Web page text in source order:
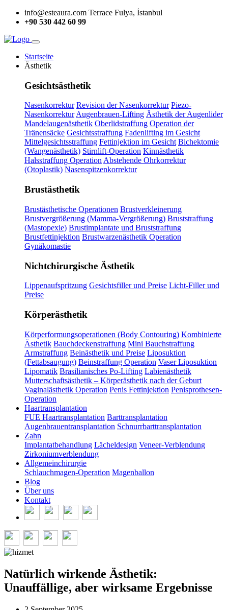
info@esteaura.com Terrace Fulya, İstanbul
+90 530 442 60 99
Startseite
Ästhetik
Gesichtsästhetik
Nasenkorrektur Revision der Nasenkorrektur Piezo-
NasenkorrekturAugenbrauen-Lifting Ästhetik der Augenlider
Mandelaugenästhetik Oberlidstraffung Operation der
Tränensäcke Gesichtsstraffung Fadenlifting im Gesicht
Mittelgesichtsstraffung Fettinjektion im Gesicht Bichektomie
(Wangenästhetik) Stirnlift-Operation Kinnästhetik
Halsstraffung OperationAbstehende Ohrkorrektur
(Otoplastik) Nasenspitzenkorrektur
Brustästhetik
Brustästhetische Operationen Brustverkleinerung
Brustvergrößerung (Mamma-Vergrößerung) Bruststraffung
(Mastopexie) Brustimplantate und Bruststraffung
Brustfettinjektion Brustwarzenästhetik Operation
Gynäkomastie
Nichtchirurgische Ästhetik
Lippenaufspritzung Gesichtsfiller und Preise Licht-Filler und
Preise
Körperästhetik
Körperformungsoperationen (Body Contouring) Kombinierte
Ästhetik Bauchdeckenstraffung Mini Bauchstraffung
Armstraffung Beinästhetik und Preise Liposuktion
(Fettabsaugung) Beinstraffung Operation Vaser Liposuktion
Lipomatik Brasilianisches Po-Lifting Labienästhetik
Mutterschaftsästhetik – Körperästhetik nach der Geburt
Vaginalästhetik Operation Penis Fettinjektion Penisprothesen-
Operation
Haartransplantation
FUE Haartransplantation Barttransplantation
Augenbrauentransplantation Schnurrbarttransplantation
Zahn
Implantatbehandlung Lächeldesign Veneer-Verblendung
Zirkoniumverblendung
Allgemeinchirurgie
Schlauchmagen-Operation Magenballon
Blog
Über uns
Kontakt
Natürlich wirkende Ästhetik:
Unauffällige, aber wirksame Ergebnisse